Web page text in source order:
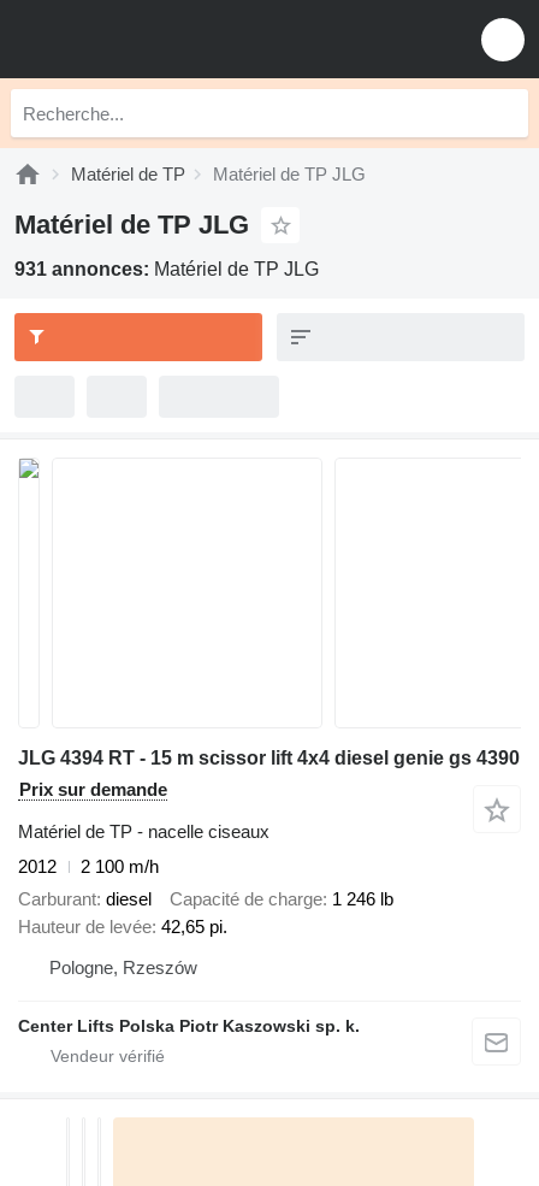
Matériel de TP Matériel de TP JLG
Matériel de TP JLG
931 annonces: Matériel de TP JLG
JLG 4394 RT - 15 m scissor lift 4x4 diesel genie gs 4390
Prix sur demande
Matériel de TP - nacelle ciseaux
2012
2 100 m/h
Carburant diesel Capacité de charge 1 246 lb
Hauteur de levée 42,65 pi.
Pologne, Rzeszów
Center Lifts Polska Piotr Kaszowski sp. k.